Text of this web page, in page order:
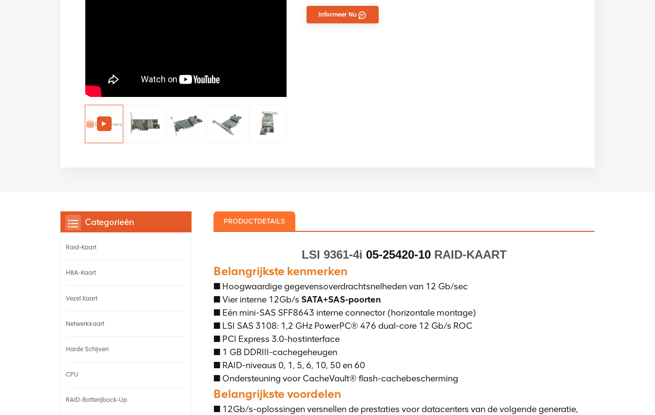
Informeer Nu
PRODUCTDETAILS
LSI 9361-4i 05-25420-10RAID-KAART
Belangrijkste kenmerken
■ Hoogwaardige gegevensoverdrachtsnelheden van 12 Gb/sec
■ Vier interne 12Gb/s SATA+SAS-poorten
■ Eén mini-SAS SFF8643 interne connector (horizontale montage)
■ LSI SAS 3108: 1,2 GHz PowerPC® 476 dual-core 12 Gb/s ROC
■ PCI Express 3.0-hostinterface
■ 1 GB DDRIII-cachegeheugen
■ RAID-niveaus 0, 1, 5, 6, 10, 50 en 60
■ Ondersteuning voor CacheVault® flash-cachebescherming
Belangrijkste voordelen
■ 12Gb/s-oplossingen versnellen de prestaties voor datacenters van de volgende generatie,
Categorieën
Raid-Kaart
HBA-Kaart
Vezel Kaart
Netwerkkaart
Harde Schijven
CPU
RAID-Batterijback-Up